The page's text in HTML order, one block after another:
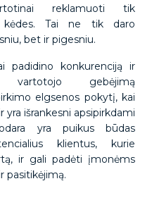
reklamuoti tik
kėdes. Tai ne tik daro
bet ir pigesniu.
padidino konkurenciją ir
vartotojo gebėjimą
elgsenos pokytį, kai
išrankesni apsipirkdami
yra puikus būdas
klientus, kurie
ir gali padėti įmonėms
pasitikėjimą.